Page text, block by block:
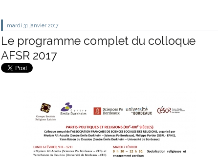
mardi 31 janvier 2017
Le programme complet du colloque
AFSR 2017